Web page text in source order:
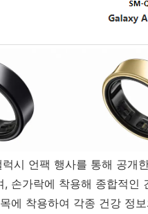
시 언팩 행사를 통해 공개
, 손가락에 착용해 종합적인
에 착용하여 각종 건강 정